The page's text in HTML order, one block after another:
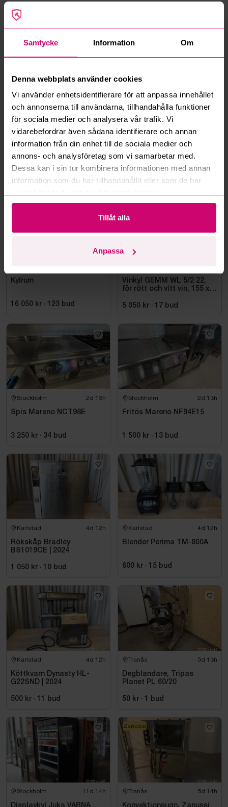
Samtycke Information Om
Denna webbplats använder cookies
Vi använder enhetsidentifierare för att anpassa innehållet
och annonserna till användarna, tillhandahålla funktioner
för sociala medier och analysera vår trafik. Vi
vidarebefordrar även sådana identifierare och annan
information från din enhet till de sociala medier och
annons- och analysföretag som vi samarbetar med.
Dessa kan i sin tur kombinera informationen med annan
information som du har tillhandahållit eller som de har
Tillåt alla
Anpassa
Hur fungerar maxbud?
Hur fungerar budmotorn?
Kan jag ångra ett bud?
Kan ni frakta mina vunna objekt?
Läs fler frågor och svar
Mer från samma kategori
Kylrum
16 050 kr · 123 bud
Vinkyl GEMM WL 5/2 22,
för rött och vitt vin, 155 x
5 050 kr · 17 bud
Stockholm 2d 13h
Spis Mareno NCT98E
3 250 kr · 34 bud
Stockholm 2d 13h
Fritös Mareno NF94E15
1 500 kr · 13 bud
Karlstad 4d 12h
Rökskåp Bradley
BS1019CE | 2024
1 050 kr · 10 bud
Karlstad 4d 12h
Blender Perima TM-800A
600 kr · 15 bud
Karlstad 4d 12h
Köttkvarn Dynasty HL-
G22SND | 2024
500 kr · 11 bud
Tranås 5d 13h
Degblandare, Tripas
Planet PL 60/20
50 kr · 1 bud
Stockholm 11d 14h
Displaykyl Juka VARNA
Tranås 5d 14h
Konvektionsugn, Zanussi
Zanussi